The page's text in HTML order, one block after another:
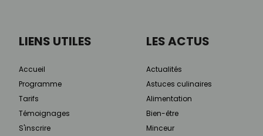
LIENS UTILES
Accueil
Programme
Tarifs
Témoignages
S'inscrire
LES ACTUS
Actualités
Astuces culinaires
Alimentation
Bien-être
Minceur